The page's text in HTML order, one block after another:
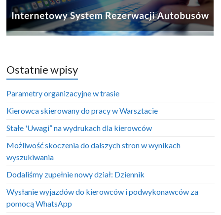
Ostatnie wpisy
Parametry organizacyjne w trasie
Kierowca skierowany do pracy w Warsztacie
Stałe 'Uwagi” na wydrukach dla kierowców
Możliwość skoczenia do dalszych stron w wynikach
wyszukiwania
Dodaliśmy zupełnie nowy dział: Dziennik
Wysłanie wyjazdów do kierowców i podwykonawców za
pomocą WhatsApp